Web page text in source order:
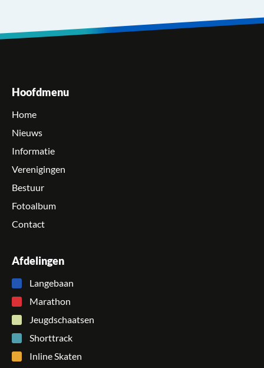
Hoofdmenu
Home
Nieuws
Informatie
Verenigingen
Bestuur
Fotoalbum
Contact
Afdelingen
Langebaan
Marathon
Jeugdschaatsen
Shorttrack
Inline Skaten